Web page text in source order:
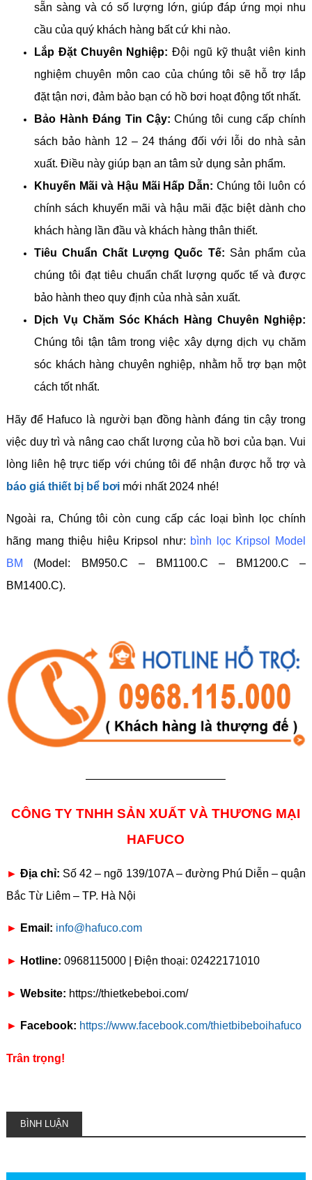
sẵn sàng và có số lượng lớn, giúp đáp ứng mọi nhu
cầu của quý khách hàng bất cứ khi nào.
Lắp Đặt Chuyên Nghiệp: Đội ngũ kỹ thuật viên kinh
nghiệm chuyên môn cao của chúng tôi sẽ hỗ trợ lắp
đặt tận nơi, đảm bảo bạn có hồ bơi hoạt động tốt nhất.
Bảo Hành Đáng Tin Cậy: Chúng tôi cung cấp chính
sách bảo hành 12 – 24 tháng đối với lỗi do nhà sản
xuất. Điều này giúp bạn an tâm sử dụng sản phẩm.
Khuyến Mãi và Hậu Mãi Hấp Dẫn: Chúng tôi luôn có
chính sách khuyến mãi và hậu mãi đặc biệt dành cho
khách hàng lần đầu và khách hàng thân thiết.
Tiêu Chuẩn Chất Lượng Quốc Tế: Sản phẩm của
chúng tôi đạt tiêu chuẩn chất lượng quốc tế và được
bảo hành theo quy định của nhà sản xuất.
Dịch Vụ Chăm Sóc Khách Hàng Chuyên Nghiệp:
Chúng tôi tận tâm trong việc xây dựng dịch vụ chăm
sóc khách hàng chuyên nghiệp, nhằm hỗ trợ bạn một
cách tốt nhất.
Hãy để Hafuco là người bạn đồng hành đáng tin cậy trong
việc duy trì và nâng cao chất lượng của hồ bơi của bạn. Vui
lòng liên hệ trực tiếp với chúng tôi để nhận được hỗ trợ và
báo giá thiết bị bể bơimới nhất 2024 nhé!
Ngoài ra, Chúng tôi còn cung cấp các loại bình lọc chính
hãng mang thiệu hiệu Kripsol như: bình lọc Kripsol Model
BM
(Model: BM950.C – BM1100.C – BM1200.C –
BM1400.C).
————————————–
CÔNG TY TNHH SẢN XUẤT VÀ THƯƠNG MẠI
HAFUCO
► Địa chỉ: Số 42 – ngõ 139/107A – đường Phú Diễn – quận
Bắc Từ Liêm – TP. Hà Nội
► Email: info@hafuco.com
► Hotline: 0968115000 | Điện thoại: 02422171010
► Website: https://thietkebeboi.com/
► Facebook: https://www.facebook.com/thietbibeboihafuco
Trân trọng!
BÌNH LUẬN